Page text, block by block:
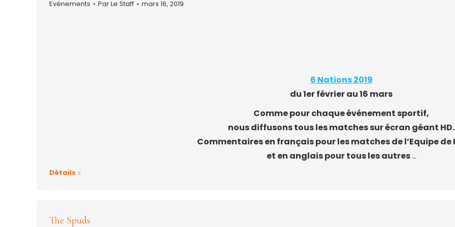
Evénements ParLe Staff mars 16, 2019
6 Nations 2019
du 1er février au 16 mars
Comme pour chaque événement sportif,
nous diffusons tous les matches sur écran géant HD.
Commentaires en français pour les matches de l’Equipe de
et en anglais pour tous les autres…
Détails
The Spuds